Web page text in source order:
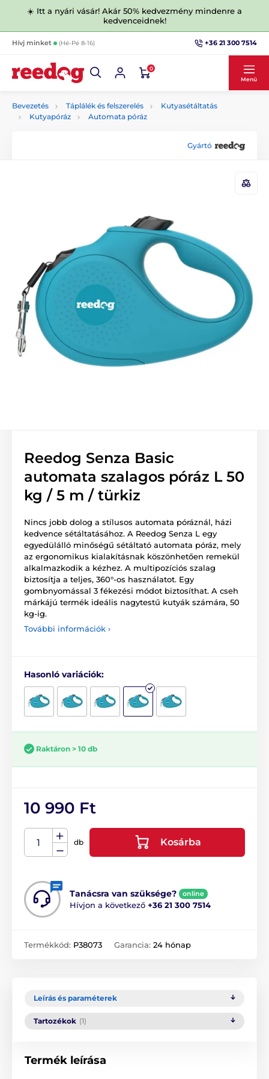
☀️ Itt a nyári vásár! Akár 50% kedvezmény mindenre a
kedvenceidnek!
Hívj minket (Hé-Pé 8-16) +36 21 300 7514
0
Menü
Bevezetés Táplálék és felszerelés
Kutyasétáltatás
Kutyapóráz
Automata póráz
Gyártó
Reedog Senza Basic
automata szalagos póráz L 50
kg / 5 m / türkiz
Nincs jobb dolog a stílusos automata póráznál, házi
kedvence sétáltatásához. A Reedog Senza L egy
egyedülálló minőségű sétáltató automata póráz, mely
az ergonomikus kialakításnak köszönhetően remekül
alkalmazkodik a kézhez. A multipozíciós szalag
biztosítja a teljes, 360°-os használatot. Egy
gombnyomással 3 fékezési módot biztosíthat. A cseh
márkájú termék ideális nagytestű kutyák számára, 50
kg-ig.
További információk ›
Hasonló variációk:
Raktáron > 10 db
10 990 Ft
db Kosárba
Tanácsra van szüksége? online
Hívjon a következő +36 21 300 7514
Termékkód: P38073 Garancia: 24 hónap
Leírás és paraméterek
Tartozékok (1)
Termék leírása